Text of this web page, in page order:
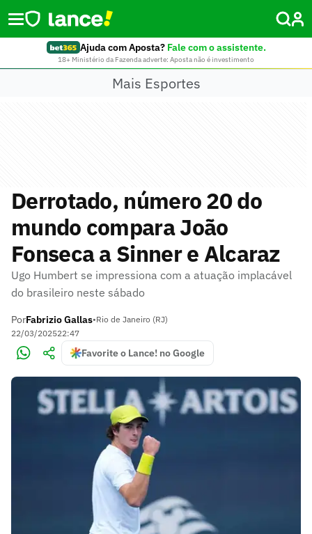
Ajuda com Aposta? Fale com o assistente.
18+ Ministério da Fazenda adverte: Aposta não é investimento
Mais Esportes
Derrotado, número 20 do
mundo compara João
Fonseca a Sinner e Alcaraz
Ugo Humbert se impressiona com a atuação implacável
do brasileiro neste sábado
PorFabrizio Gallas•Rio de Janeiro (RJ)
22/03/202522:47
Favorite o Lance! no Google